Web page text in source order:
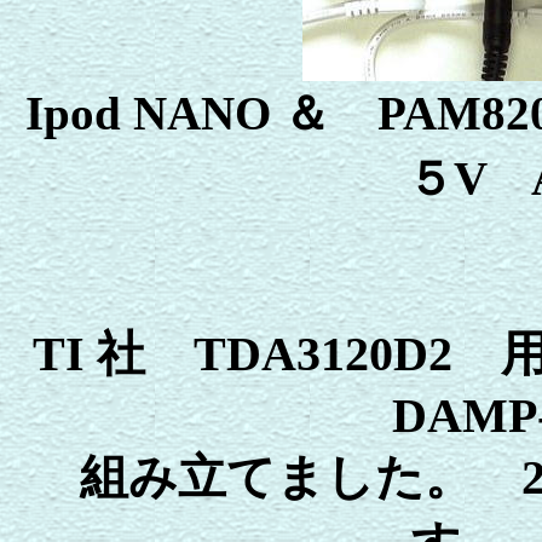
Ipod NANO ＆
５V
TI 社 TDA3120D2
組み立てました。